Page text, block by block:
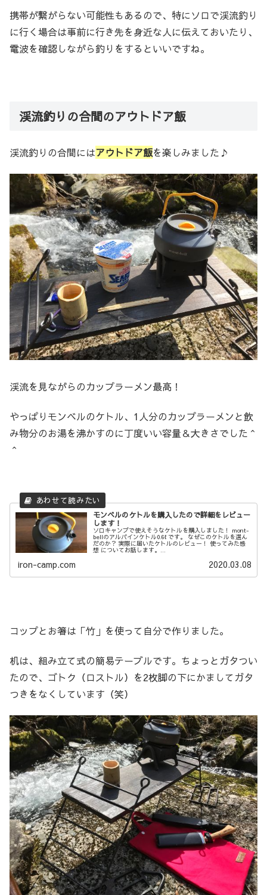
携帯が繋がらない可能性もあるので、特にソロで渓流釣り
に行く場合は事前に行き先を身近な人に伝えておいたり、
電波を確認しながら釣りをするといいですね。
渓流釣りの合間のアウトドア飯
渓流釣りの合間にはアウトドア飯を楽しみました♪
渓流を見ながらのカップラーメン最高！
やっぱりモンベルのケトル、1人分のカップラーメンと飲
み物分のお湯を沸かすのに丁度いい容量＆大きさでした＾
＾
モンベルのケトルを購入したので詳細をレビュー
します！
ソロキャンプで使えそうなケトルを購入しました！ mont-
bellのアルパインケトル0.6ℓ です。 なぜこのケトルを選ん
だのか？ 実際に届いたケトルのレビュー！ 使ってみた感
想 についてお話します。...
iron-camp.com 2020.03.08
コップとお箸は「竹」を使って自分で作りました。
机は、組み立て式の簡易テーブルです。ちょっとガタつい
たので、ゴトク（ロストル）を2枚脚の下にかましてガタ
つきをなくしています（笑）